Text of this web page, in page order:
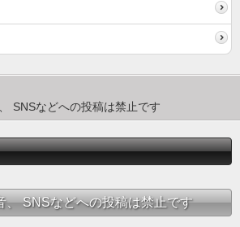
SNSなどへの投稿は禁止です
、 SNSなどへの投稿は禁止です